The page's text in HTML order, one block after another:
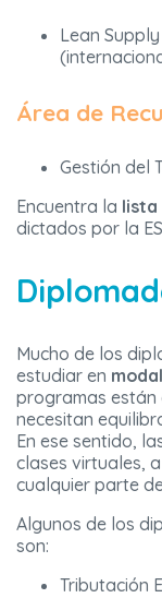
Lean
Área de
Gestión del
Encuentra la lista
dictados por la
Mucho de los
estudiar en
programas están
necesitan
En ese sentido,
clases virtuales,
cualquier parte
Algunos de los
son:
Tributación